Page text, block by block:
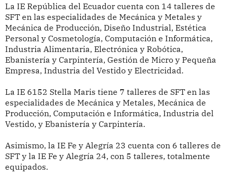
La IE República del Ecuador cuenta con 14 talleres de
SFT en las especialidades de Mecánica y Metales y
Mecánica de Producción, Diseño Industrial, Estética
Personal y Cosmetología, Computación e Informática,
Industria Alimentaria, Electrónica y Robótica,
Ebanistería y Carpintería, Gestión de Micro y Pequeña
Empresa, Industria del Vestido y Electricidad.
La IE 6152 Stella Maris tiene 7 talleres de SFT en las
especialidades de Mecánica y Metales, Mecánica de
Producción, Computación e Informática, Industria del
Vestido, y Ebanistería y Carpintería.
Asimismo, la IE Fe y Alegría 23 cuenta con 6 talleres de
SFT y la IE Fe y Alegría 24, con 5 talleres, totalmente
equipados.